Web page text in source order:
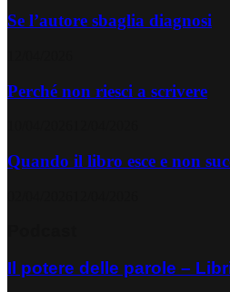
Se l’autore sbaglia diagnosi
Perché non riesci a scrivere
Quando il libro esce e non
Il potere delle parole –